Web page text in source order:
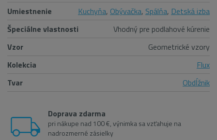
Umiestnenie
Kuchyňa, Obývačka, Spálňa, Detská izba
Špeciálne vlastnosti
Vhodný pre podlahové kúrenie
Vzor
Geometrické vzory
Kolekcia
Flux
Tvar
Obdĺžnik
Doprava zdarma
pri nákupe nad 100 €, výnimka sa vzťahuje na
nadrozmerné zásielky